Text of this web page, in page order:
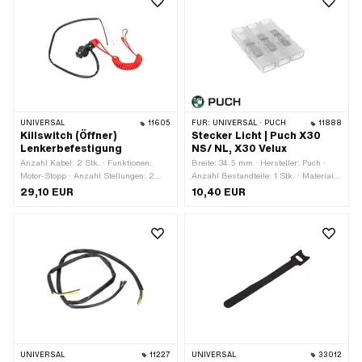
UNIVERSAL 11605
Killswitch (Öffner)
Lenkerbefestigung
Anzahl Kabel: 2 Stk. · Funktionen:
Motor-Stopp · Anzahl Stellungen: 2
Stk. · Ø Lenker: 22 mm
29,10 EUR
FÜR: UNIVERSAL · PUCH 11888
Stecker Licht | Puch X30
NS/ NL, X30 Velux
Breite: 34.5 mm · Hersteller: Puch ·
Anzahl Bestandteile: 1 Stk. · Material:
Kunststoff · Material: Stahl · Anzahl
Höhe: 6.5 mm · Anwendungsbereich:
10,40 EUR
UNIVERSAL 11227 UNIVERSAL 33012